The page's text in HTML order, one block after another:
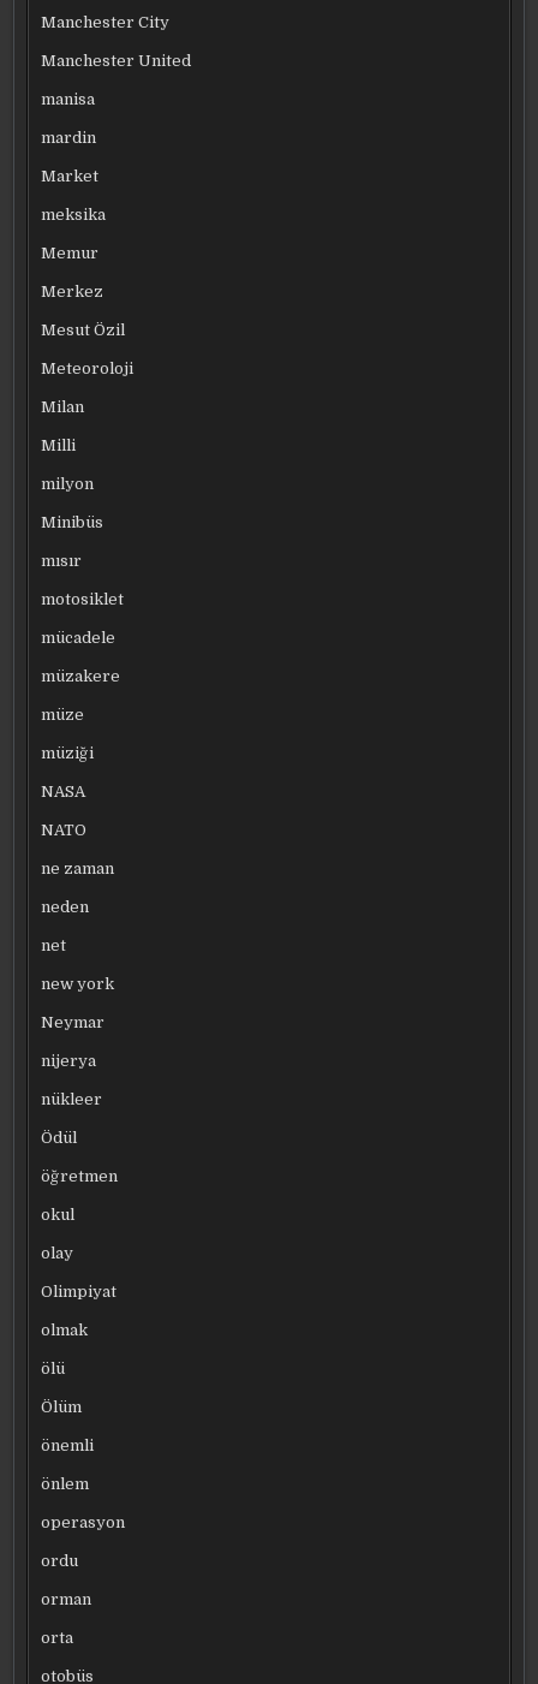
Manchester City
Manchester United
manisa
mardin
Market
meksika
Memur
Merkez
Mesut Özil
Meteoroloji
Milan
Milli
milyon
Minibüs
mısır
motosiklet
mücadele
müzakere
müze
müziği
NASA
NATO
ne zaman
neden
net
new york
Neymar
nijerya
nükleer
Ödül
öğretmen
okul
olay
Olimpiyat
olmak
ölü
Ölüm
önemli
önlem
operasyon
ordu
orman
orta
otobüs